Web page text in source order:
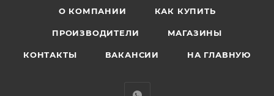
О КОМПАНИИ КАК КУПИТЬ
ПРОИЗВОДИТЕЛИ МАГАЗИНЫ
КОНТАКТЫ ВАКАНСИИ НА ГЛАВНУЮ